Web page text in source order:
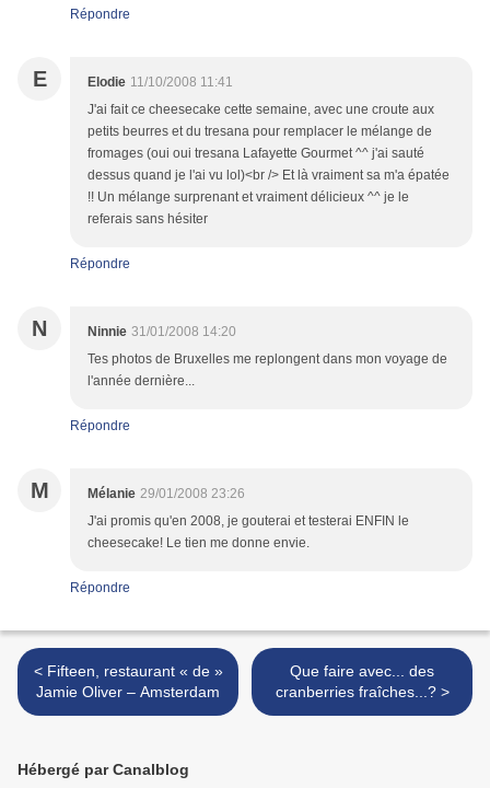
Répondre
E Elodie 11/10/2008 11:41
J'ai fait ce cheesecake cette semaine, avec une croute aux
petits beurres et du tresana pour remplacer le mélange de
fromages (oui oui tresana Lafayette Gourmet ^^ j'ai sauté
dessus quand je l'ai vu lol)<br /> Et là vraiment sa m'a épatée
!! Un mélange surprenant et vraiment délicieux ^^ je le
referais sans hésiter
Répondre
N Ninnie 31/01/2008 14:20
Tes photos de Bruxelles me replongent dans mon voyage de
l'année dernière...
Répondre
M Mélanie 29/01/2008 23:26
J'ai promis qu'en 2008, je gouterai et testerai ENFIN le
cheesecake! Le tien me donne envie.
Répondre
< Fifteen, restaurant « de »
Jamie Oliver – Amsterdam
Que faire avec... des
cranberries fraîches...? >
Hébergé par Canalblog